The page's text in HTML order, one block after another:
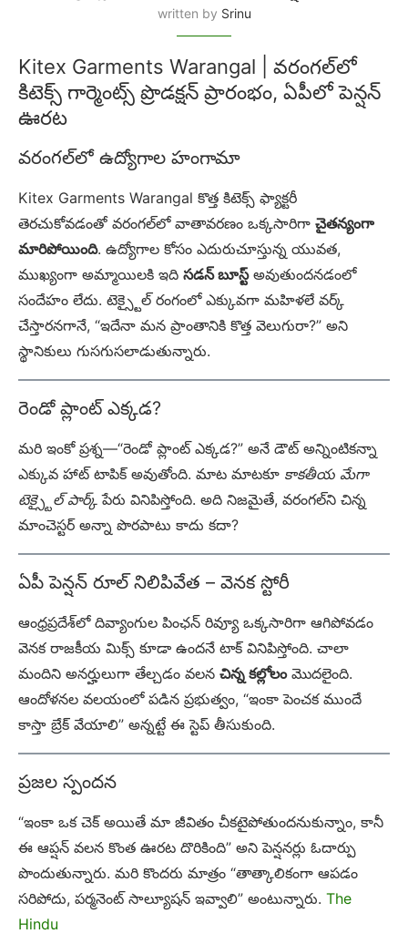
written by Srinu
Kitex Garments Warangal | వరంగల్‌లో
కిటెక్స్ గార్మెంట్స్ ప్రొడక్షన్ ప్రారంభం, ఏపీలో పెన్షన్
ఊరట
వరంగల్‌లో ఉద్యోగాల హంగామా
Kitex Garments Warangal కొత్త కిటెక్స్ ఫ్యాక్టరీ
తెరచుకోవడంతో వరంగల్‌లో వాతావరణం ఒక్కసారిగా చైతన్యంగా
మారిపోయింది. ఉద్యోగాల కోసం ఎదురుచూస్తున్న యువత,
ముఖ్యంగా అమ్మాయిలకి ఇది సడన్ బూస్ట్అవుతుందనడంలో
సందేహం లేదు. టెక్స్టైల్ రంగంలో ఎక్కువగా మహిళలే వర్క్
చేస్తారనగానే, “ఇదేనా మన ప్రాంతానికి కొత్త వెలుగురా?” అని
స్థానికులు గుసగుసలాడుతున్నారు.
రెండో ప్లాంట్ ఎక్కడ?
మరి ఇంకో ప్రశ్న—“రెండో ప్లాంట్ ఎక్కడ?” అనే డౌట్ అన్నింటికన్నా
ఎక్కువ హాట్ టాపిక్ అవుతోంది. మాట మాటకూ కాకతీయ మేగా
టెక్స్టైల్ పార్క్ పేరు వినిపిస్తోంది. అది నిజమైతే, వరంగల్‌ని చిన్న
మాంచెస్టర్ అన్నా పొరపాటు కాదు కదా?
ఏపీ పెన్షన్ రూల్ నిలిపివేత – వెనక స్టోరీ
ఆంధ్రప్రదేశ్‌లో దివ్యాంగుల పింఛన్ రివ్యూ ఒక్కసారిగా ఆగిపోవడం
వెనక రాజకీయ మిక్స్ కూడా ఉందనే టాక్ వినిపిస్తోంది. చాలా
మందిని అనర్హులుగా తేల్చడం వలన చిన్న కల్లోలంమొదలైంది.
ఆందోళనల వలయంలో పడిన ప్రభుత్వం, “ఇంకా పెంచక ముందే
కాస్తా బ్రేక్ వేయాలి” అన్నట్టే ఈ స్టెప్ తీసుకుంది.
ప్రజల స్పందన
“ఇంకా ఒక చెక్ అయితే మా జీవితం చీకటైపోతుందనుకున్నాం, కానీ
ఈ ఆప్షన్ వలన కొంత ఊరట దొరికింది” అని పెన్షనర్లు ఓదార్పు
పొందుతున్నారు. మరి కొందరు మాత్రం “తాత్కాలికంగా ఆపడం
సరిపోదు, పర్మనెంట్ సాల్యూషన్ ఇవ్వాలి” అంటున్నారు. The
Hindu